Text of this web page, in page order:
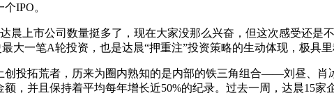
IPO。
晨上市公司数量挺多了，现在大家没那么兴奋，但这次感受还
大一笔A轮投资，也是达晨“押重注”投资策略的生动体现，极具里
创投拓荒者，历来为圈内熟知的是内部的铁三角组合——刘昼、
，并且保持着平均每年增长近50%的纪录。过去一周，达晨15家